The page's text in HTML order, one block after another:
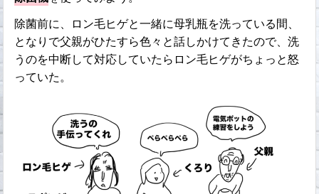
除菌前に、ロン毛ヒゲと一緒に母乳瓶を洗っている間、
となりで父親がひたすら色々と話しかけてきたので、洗
うのを中断して対応していたらロン毛ヒゲがちょっと怒
っていた。